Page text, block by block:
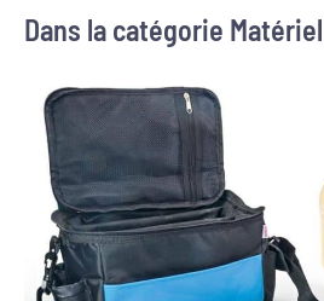
Dans la catégorie